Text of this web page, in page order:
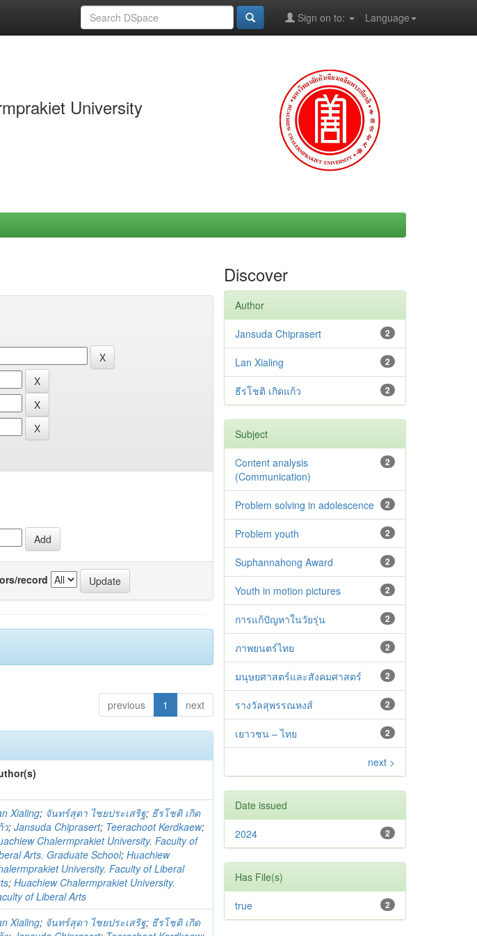
Language
Sign on to:
University
record
previous 1 next
Xialing; จันทร์สุดา ไชยประเสริฐ; ธีรโชติ เกิด
ว;Jansuda Chiprasert; Teerachoot Kerdkaew;
Chalermprakiet University. Faculty of
Arts. Graduate School;Huachiew
University. Faculty of Liberal
;Huachiew Chalermprakiet University.
of Liberal Arts
Xialing; จันทร์สุดา ไชยประเสริฐ; ธีรโชติ เกิด
Discover
Author
2
Jansuda Chiprasert
2
Lan Xialing
2
ธีรโชติ เกิดแก้ว
Subject
2
Content analysis
(Communication)
2
Problem solving in adolescence
2
Problem youth
2
Suphannahong Award
2
Youth in motion pictures
2
การแก้ปัญหาในวัยรุ่น
2
ภาพยนตร์ไทย
2
มนุษยศาสตร์และสังคมศาสตร์
2
รางวัลสุพรรณหงส์
2
เยาวชน – ไทย
next >
Date issued
2
2024
Has File(s)
2
true